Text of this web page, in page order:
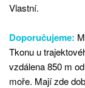
Vlastní.
Doporučujeme:
Tkonu u
vzdálena 850 m
moře. Mají zde